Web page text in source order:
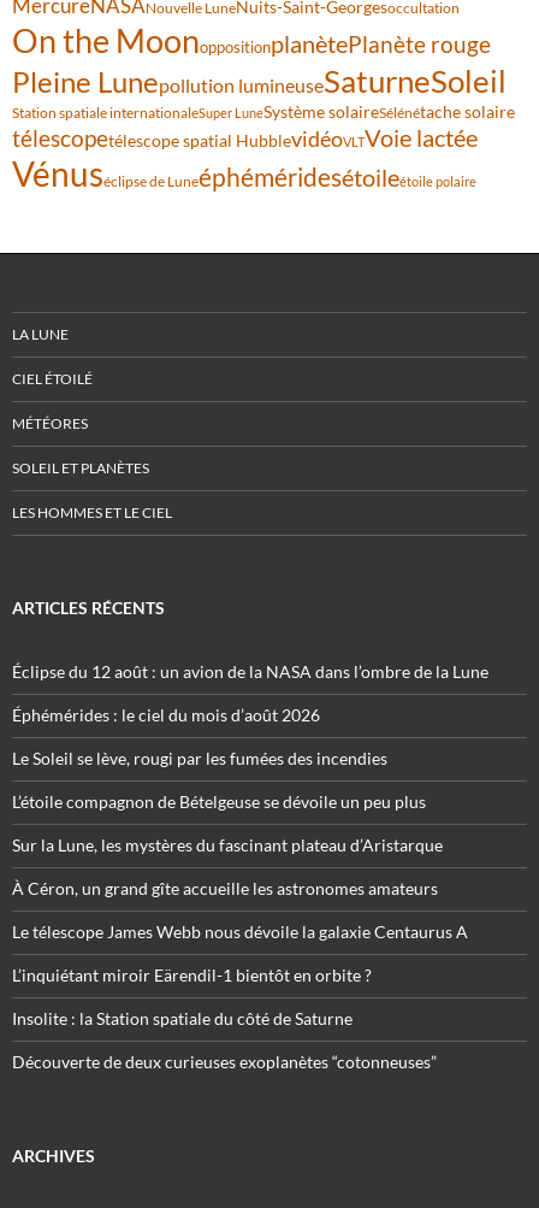
MercureNASANouvelle LuneNuits-Saint-Georgesoccultation
On the MoonoppositionplanètePlanète rouge
Pleine Lunepollution lumineuseSaturneSoleil
Station spatiale internationaleSuper LuneSystème solaireSélénétache solaire
télescopetélescope spatial HubblevidéoVLTVoie lactée
Vénuséclipse de Luneéphéméridesétoileétoile polaire
LA LUNE
CIEL ÉTOILÉ
MÉTÉORES
SOLEIL ET PLANÈTES
LES HOMMES ET LE CIEL
ARTICLES RÉCENTS
Éclipse du 12 août : un avion de la NASA dans l’ombre de la Lune
Éphémérides : le ciel du mois d’août 2026
Le Soleil se lève, rougi par les fumées des incendies
L’étoile compagnon de Bételgeuse se dévoile un peu plus
Sur la Lune, les mystères du fascinant plateau d’Aristarque
À Céron, un grand gîte accueille les astronomes amateurs
Le télescope James Webb nous dévoile la galaxie Centaurus A
L’inquiétant miroir Eärendil-1 bientôt en orbite ?
Insolite : la Station spatiale du côté de Saturne
Découverte de deux curieuses exoplanètes “cotonneuses”
ARCHIVES